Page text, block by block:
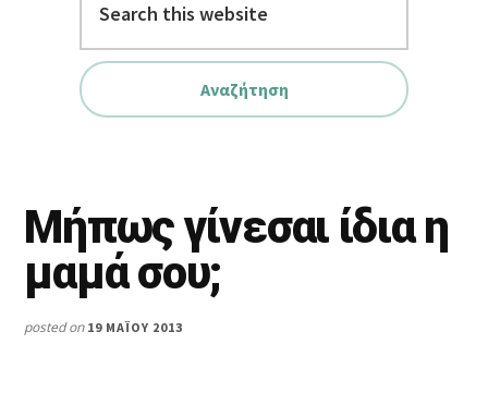
website
Μήπως γίνεσαι ίδια η
μαμά σου;
posted on 19 ΜΑΪ́ΟΥ 2013